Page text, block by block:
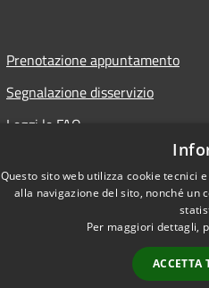
Prenotazione appuntamento
Segnalazione disservizio
Leggi le FAQ
Questo sito web utilizza cookie tecnici
alla navigazione del sito, nonché un
Per maggiori dettagli,
ACCETTA